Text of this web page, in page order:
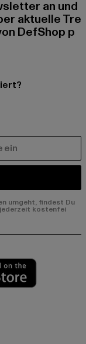
an und
aktuelle Tre
DefShop p
umgeht, findest Du
kostenfei